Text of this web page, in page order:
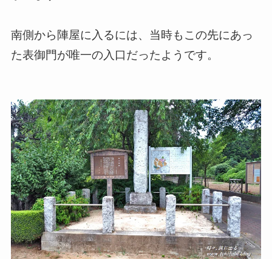
南側から陣屋に入るには、当時もこの先にあっ
た表御門が唯一の入口だったようです。